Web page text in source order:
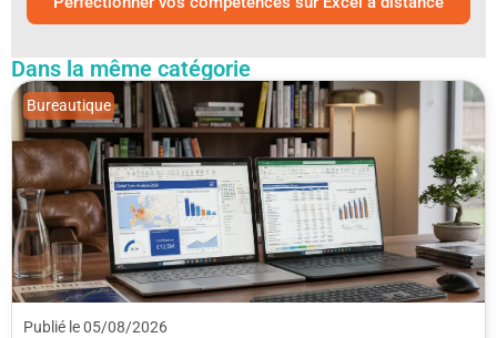
Dans la même catégorie
Publié le 05/08/2026
Bureautique